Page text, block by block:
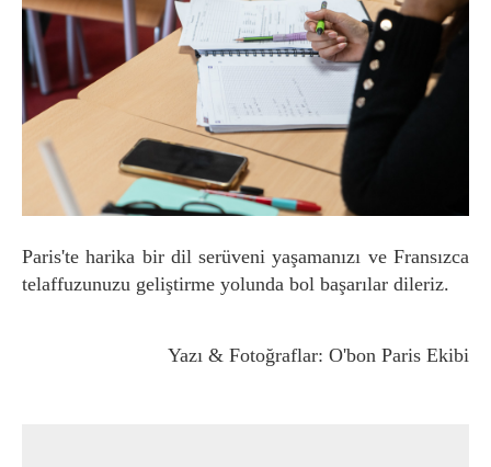
Paris'te harika bir dil serüveni yaşamanızı ve Fransızca
telaffuzunuzu geliştirme yolunda bol başarılar dileriz.
Yazı & Fotoğraflar: O'bon Paris Ekibi